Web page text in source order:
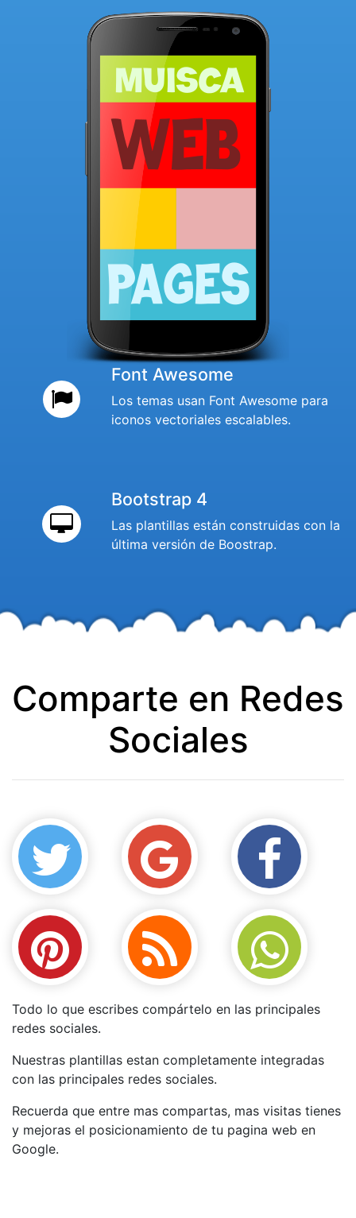
Font Awesome
Los temas usan Font Awesome para
iconos vectoriales escalables.
Bootstrap 4
Las plantillas están construidas con la
última versión de Boostrap.
Comparte en Redes
Sociales
Todo lo que escribes compártelo en las principales
redes sociales.
Nuestras plantillas estan completamente integradas
con las principales redes sociales.
Recuerda que entre mas compartas, mas visitas tienes
y mejoras el posicionamiento de tu pagina web en
Google.